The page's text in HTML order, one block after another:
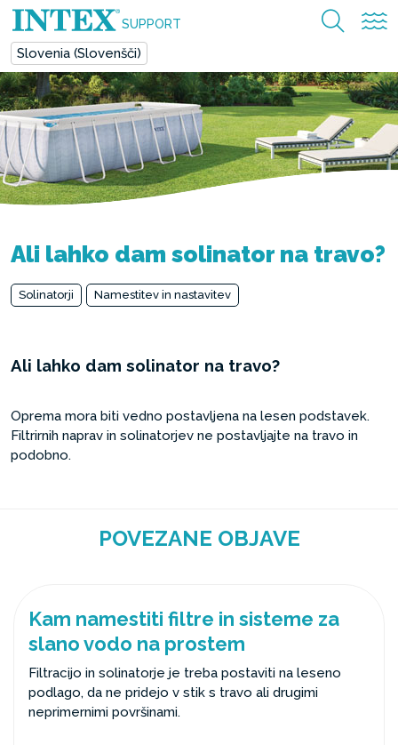
SUPPORT
Slovenia (Slovenšči)
Ali lahko dam solinator na travo?
Solinatorji Namestitev in nastavitev
Ali lahko dam solinator na travo?
Oprema mora biti vedno postavljena na lesen podstavek.
Filtrirnih naprav in solinatorjev ne postavljajte na travo in
podobno.
POVEZANE OBJAVE
Kam namestiti filtre in sisteme za
slano vodo na prostem
Filtracijo in solinatorje je treba postaviti na leseno
podlago, da ne pridejo v stik s travo ali drugimi
neprimernimi površinami.